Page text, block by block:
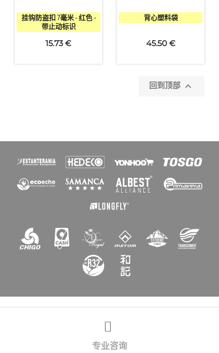
快速查看
挂钩防盗扣 7毫米 - 红色 -
带止动标识
15.73 €
快速查看
背心塑料袋
45.50 €
回到顶部 
专业咨询
创建心愿单 ×